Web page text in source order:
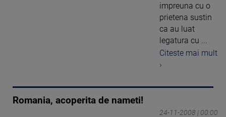
impreuna cu o
prietena sustin
ca au luat
legatura cu ...
Citeste mai mult
›
Romania, acoperita de nameti!
24-11-2008 | 00:00